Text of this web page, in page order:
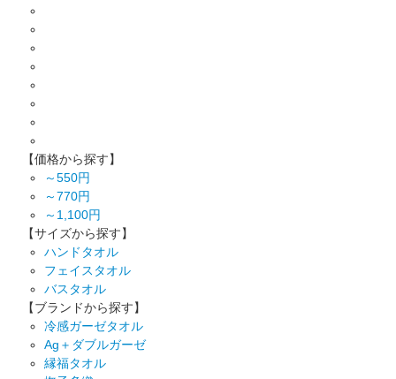
【価格から探す】
～550円
～770円
～1,100円
【サイズから探す】
ハンドタオル
フェイスタオル
バスタオル
【ブランドから探す】
冷感ガーゼタオル
Ag＋ダブルガーゼ
縁福タオル